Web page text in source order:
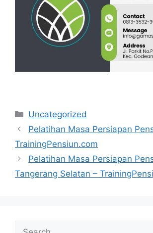
Categories
Uncategorized
Pelatihan Masa Persiapan
TrainingPensiun.com
Pelatihan Masa Persiapan
Tangerang Selatan –
Search